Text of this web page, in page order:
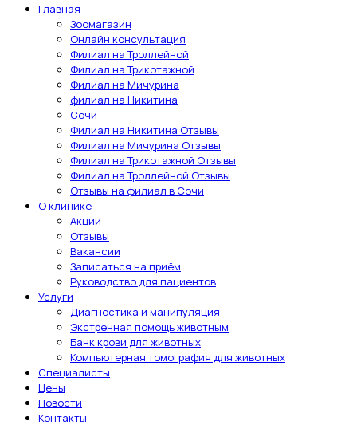
Главная
Зоомагазин
Онлайн консультация
Филиал на Троллейной
Филиал на Трикотажной
Филиал на Мичурина
филиал на Никитина
Сочи
Филиал на Никитина Отзывы
Филиал на Мичурина Отзывы
Филиал на Трикотажной Отзывы
Филиал на Троллейной Отзывы
Отзывы на филиал в Сочи
О клинике
Акции
Отзывы
Вакансии
Записаться на приём
Руководство для пациентов
Услуги
Диагностика и манипуляция
Экстренная помощь животным
Банк крови для животных
Компьютерная томография для животных
Специалисты
Цены
Новости
Контакты